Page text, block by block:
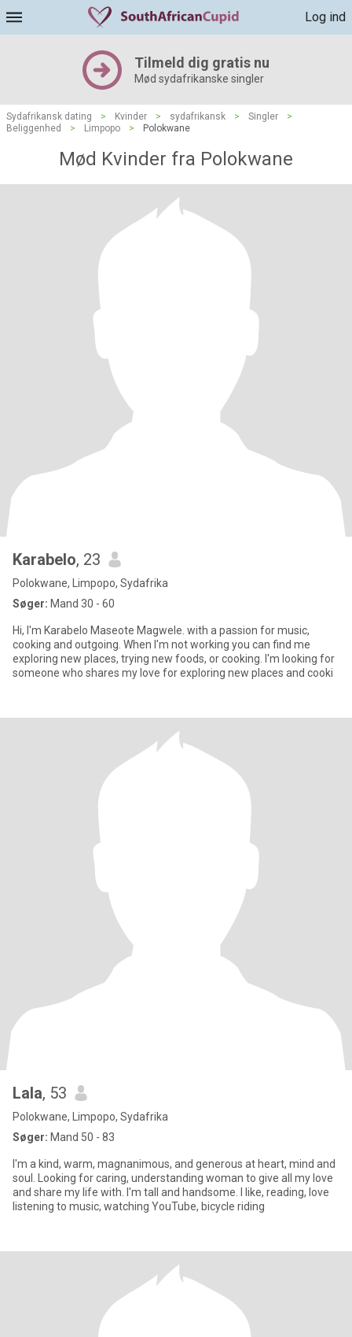
Log ind
Tilmeld dig gratis nu
Mød sydafrikanske singler
Sydafrikansk dating > Kvinder > sydafrikansk > Singler
>
Beliggenhed
> Limpopo > Polokwane
Mød Kvinder fra Polokwane
Karabelo, 23
Polokwane, Limpopo, Sydafrika
Søger: Mand 30 - 60
Hi, I'm Karabelo Maseote Magwele. with a passion for music,
cooking and outgoing. When I'm not working you can find me
exploring new places, trying new foods, or cooking. I'm looking for
someone who shares my love for exploring new places and cooki
Lala, 53
Polokwane, Limpopo, Sydafrika
Søger: Mand 50 - 83
I'm a kind, warm, magnanimous, and generous at heart, mind and
soul. Looking for caring, understanding woman to give all my love
and share my life with. I'm tall and handsome. I like, reading, love
listening to music, watching YouTube, bicycle riding